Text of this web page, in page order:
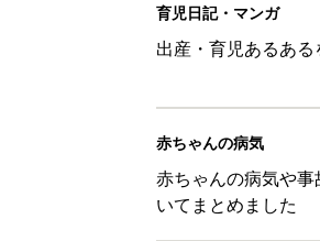
育児日記・マンガ
出産・育児あるあ
赤ちゃんの病気
赤ちゃんの病気や
いてまとめました